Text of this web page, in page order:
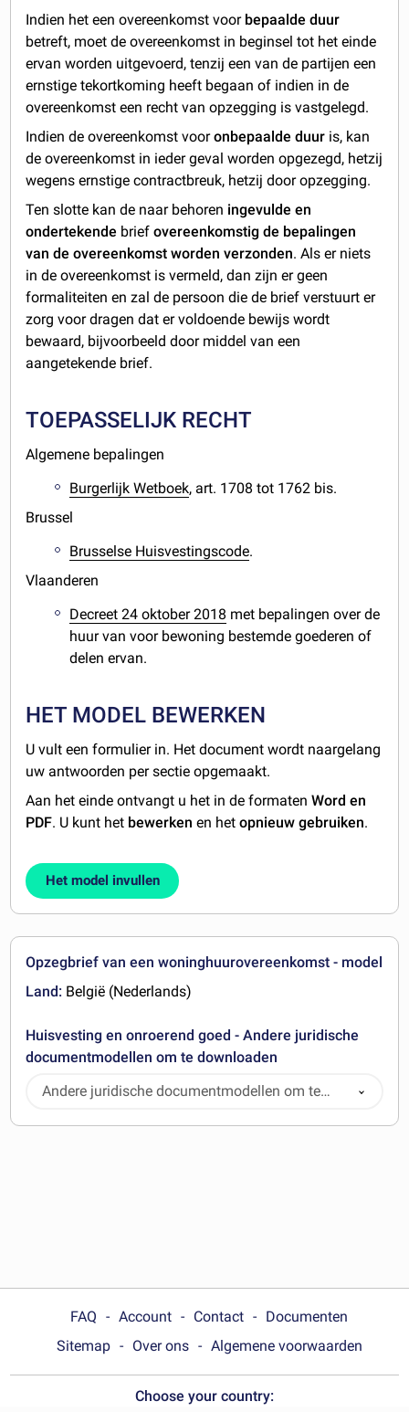
Indien het een overeenkomst voor bepaalde duur
betreft, moet de overeenkomst in beginsel tot het einde
ervan worden uitgevoerd, tenzij een van de partijen een
ernstige tekortkoming heeft begaan of indien in de
overeenkomst een recht van opzegging is vastgelegd.
Indien de overeenkomst vooronbepaalde duur is, kan
de overeenkomst in ieder geval worden opgezegd, hetzij
wegens ernstige contractbreuk, hetzij door opzegging.
Ten slotte kan de naar behoren ingevulde en
ondertekende briefovereenkomstig de bepalingen
van de overeenkomst worden verzonden. Als er niets
in de overeenkomst is vermeld, dan zijn er geen
formaliteiten en zal de persoon die de brief verstuurt er
zorg voor dragen dat er voldoende bewijs wordt
bewaard, bijvoorbeeld door middel van een
aangetekende brief.
TOEPASSELIJK RECHT
Algemene bepalingen
Burgerlijk Wetboek, art. 1708 tot 1762 bis.
Brussel
Brusselse Huisvestingscode.
Vlaanderen
Decreet 24 oktober 2018 met bepalingen over de
huur van voor bewoning bestemde goederen of
delen ervan.
HET MODEL BEWERKEN
U vult een formulier in. Het document wordt naargelang
uw antwoorden per sectie opgemaakt.
Aan het einde ontvangt u het in de formatenWord en
PDF. U kunt het bewerken en hetopnieuw gebruiken.
Het model invullen
Opzegbrief van een woninghuurovereenkomst - model
Land: België (Nederlands)
Huisvesting en onroerend goed - Andere juridische
documentmodellen om te downloaden
Andere juridische documentmodellen om te
downloaden
FAQ Account Contact
Documenten
Sitemap
Over ons Algemene voorwaarden
Choose your country: